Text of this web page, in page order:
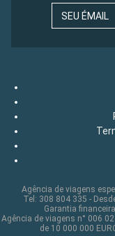
SEU ÉMAIL
Agência de viagens
Tel: 308 804 335 -
Garantia
Agência de viagens n° 006
de 10 000 000